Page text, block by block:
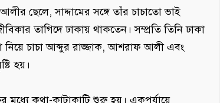
ছেলে, সাদ্দামের সঙ্গে তাঁর চাচাতো ভাই
তাগিদে ঢাকায় থাকতেন। সম্প্রতি তিনি ঢাকা
চাচা আব্দুর রাজ্জাক, আশরাফ আলী এবং
হয়।
কথা-কাটাকাটি শুরু হয়। একপর্যায়ে